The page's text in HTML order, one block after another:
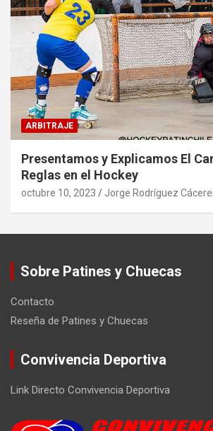
ARBITRAJE
Presentamos y Explicamos El
Reglas en el Hockey
octubre 10, 2023 Jorge Rodríguez
Sobre Patines y Chuecas
Contacto
Reseña de Patines y Chuecas
Convivencia Deportiva
Link Directo Convivencia Deportiva